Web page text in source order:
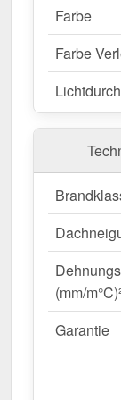
Struktur
&
wichtigen
Garantie
Ideal für
Farbe
Farbe
(mm/
Garantie